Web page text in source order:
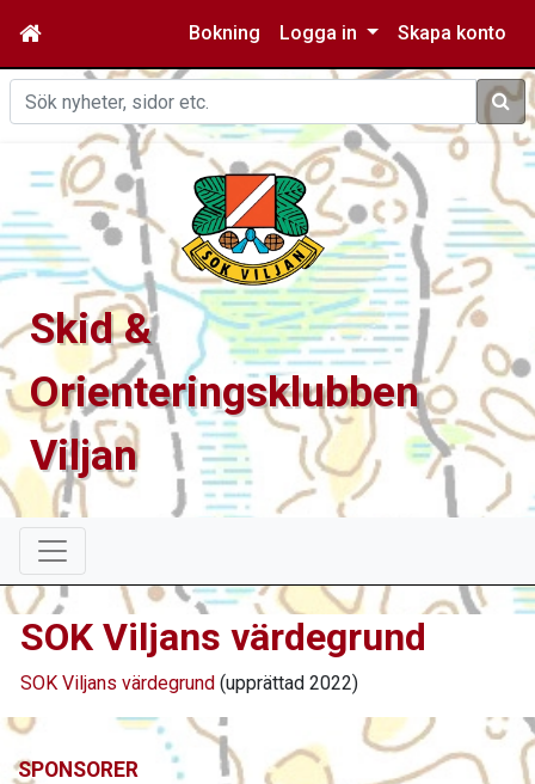
Bokning Logga in Skapa konto
Sök
Skid &
Orienteringsklubben
Viljan
SOK Viljans värdegrund
SOK Viljans värdegrund (upprättad 2022)
SPONSORER